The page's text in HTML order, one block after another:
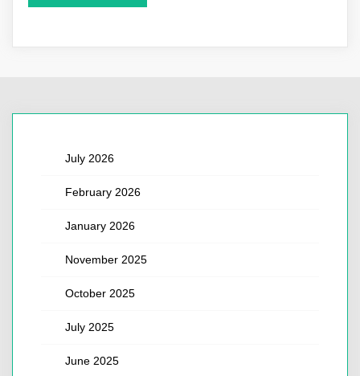
July 2026
February 2026
January 2026
November 2025
October 2025
July 2025
June 2025